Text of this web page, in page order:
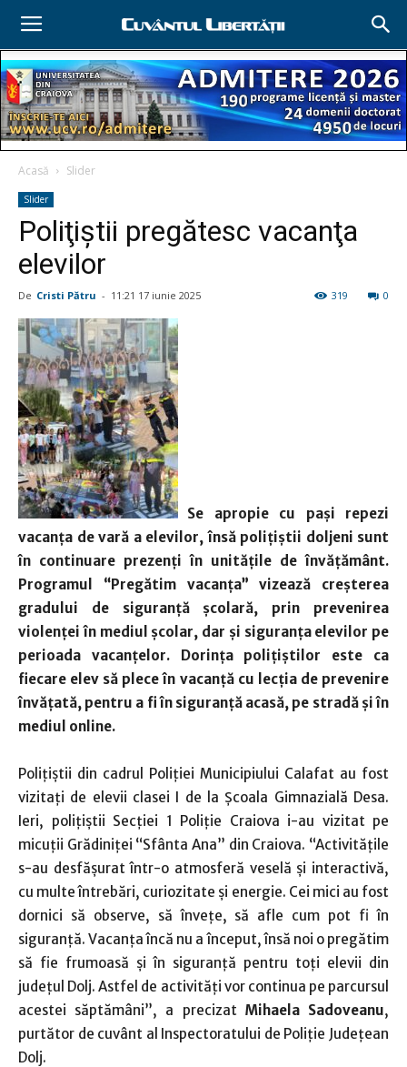
Acasă Slider
Slider
Poliţiştii pregătesc vacanţa
elevilor
De Cristi Pătru - 11:21 17 iunie 2025 0
319
Se apropie cu paşi repezi
vacanţa de vară a elevilor, însă poliţiştii doljeni sunt
în continuare prezenţi în unităţile de învăţământ.
Programul “Pregătim vacanța” vizează creșterea
gradului de siguranță școlară, prin prevenirea
violenței în mediul școlar, dar şi siguranţa elevilor pe
perioada vacanţelor. Dorința poliţiştilor este ca
fiecare elev să plece în vacanță cu lecția de prevenire
învățată, pentru a fi în siguranță acasă, pe stradă și în
mediul online.
Polițiștii din cadrul Poliției Municipiului Calafat au fost
vizitați de elevii clasei I de la Școala Gimnazială Desa.
Ieri, polițiștii Secției 1 Poliție Craiova i-au vizitat pe
micuții Grădiniței “Sfânta Ana” din Craiova. “Activitățile
s-au desfășurat într-o atmosferă veselă și interactivă,
cu multe întrebări, curiozitate și energie. Cei mici au fost
dornici să observe, să învețe, să afle cum pot fi în
siguranță. Vacanța încă nu a început, însă noi o pregătim
să fie frumoasă și în siguranță pentru toți elevii din
județul Dolj. Astfel de activități vor continua pe parcursul
acestei săptămâni”, a precizat Mihaela Sadoveanu,
purtător de cuvânt al Inspectoratului de Poliţie Judeţean
Dolj.